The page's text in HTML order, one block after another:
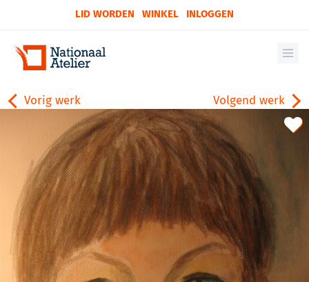
LID WORDEN WINKEL INLOGGEN
Volgend werk
Vorig werk